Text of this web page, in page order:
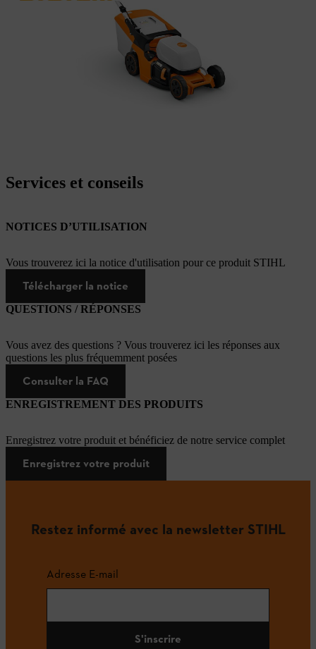
Services et conseils
NOTICES D’UTILISATION
Vous trouverez ici la notice d'utilisation pour ce produit STIHL
Télécharger la notice
QUESTIONS / RÉPONSES
Vous avez des questions ? Vous trouverez ici les réponses aux
questions les plus fréquemment posées
Consulter la FAQ
ENREGISTREMENT DES PRODUITS
Enregistrez votre produit et bénéficiez de notre service complet
Enregistrez votre produit
Restez informé avec la newsletter STIHL
Adresse E-mail
S'inscrire